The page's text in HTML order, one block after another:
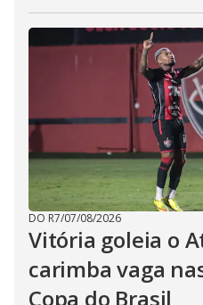
DO R7/07/08/2026
Vitória goleia o
carimba vaga
Copa do Brasil